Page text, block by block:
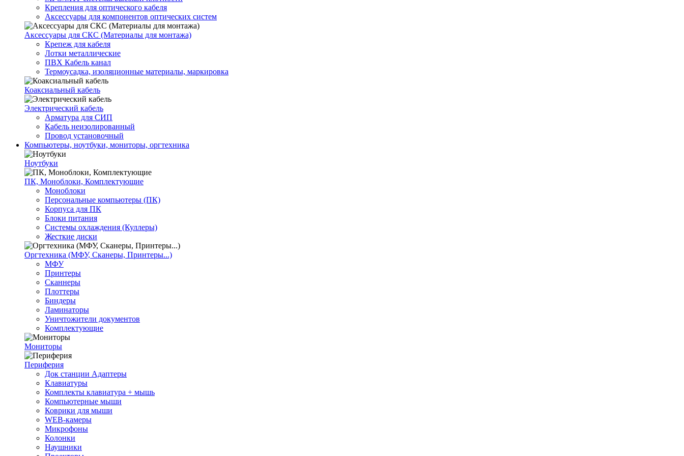
Крепления для оптического кабеля
Аксессуары для компонентов оптических систем
Аксессуары для СКС (Материалы для монтажа)
Крепеж для кабеля
Лотки металлические
ПВХ Кабель канал
Термоусадка, изоляционные материалы, маркировка
Коаксиальный кабель
Электрический кабель
Арматура для СИП
Кабель неизолированный
Провод установочный
Компьютеры, ноутбуки, мониторы, оргтехника
Ноутбуки
ПК, Моноблоки, Комплектующие
Моноблоки
Персональные компьютеры (ПК)
Корпуса для ПК
Блоки питания
Системы охлаждения (Куллеры)
Жесткие диски
Оргтехника (МФУ, Сканеры, Принтеры...)
МФУ
Принтеры
Сканнеры
Плоттеры
Биндеры
Ламинаторы
Уничтожители документов
Комплектующие
Мониторы
Периферия
Док станции Адаптеры
Клавиатуры
Комплекты клавиатура + мышь
Компьютерные мыши
Коврики для мыши
WEB-камеры
Микрофоны
Колонки
Наушники